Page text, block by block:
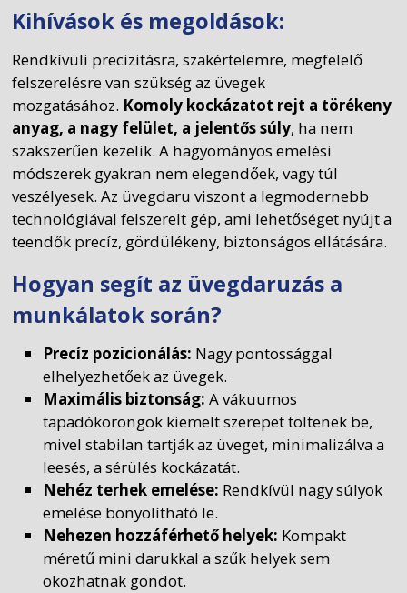
Kihívások és megoldások:
Rendkívüli precizitásra, szakértelemre, megfelelő
felszerelésre van szükség az üvegek
mozgatásához. Komoly kockázatot rejt a törékeny
anyag, a nagy felület, a jelentős súly, ha nem
szakszerűen kezelik. A hagyományos emelési
módszerek gyakran nem elegendőek, vagy túl
veszélyesek. Az üvegdaru viszont a legmodernebb
technológiával felszerelt gép, ami lehetőséget nyújt a
teendők precíz, gördülékeny, biztonságos ellátására.
Hogyan segít az üvegdaruzás a
munkálatok során?
Precíz pozicionálás: Nagy pontossággal
elhelyezhetőek az üvegek.
Maximális biztonság: A vákuumos
tapadókorongok kiemelt szerepet töltenek be,
mivel stabilan tartják az üveget, minimalizálva a
leesés, a sérülés kockázatát.
Nehéz terhek emelése: Rendkívül nagy súlyok
emelése bonyolítható le.
Nehezen hozzáférhető helyek: Kompakt
méretű mini darukkal a szűk helyek sem
okozhatnak gondot.